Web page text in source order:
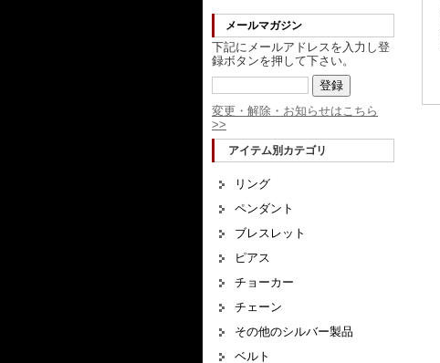
メールマガジン
下記にメールアドレスを入力し登
録ボタンを押して下さい。
変更・解除・お知らせはこちら
>>
アイテム別カテゴリ
リング
ペンダント
ブレスレット
ピアス
チョーカー
チェーン
その他のシルバー製品
ベルト